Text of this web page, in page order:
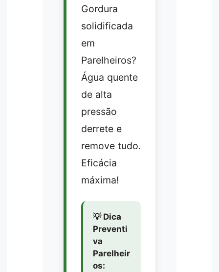
Gordura
solidificada
em
Parelheiros?
Água quente
de alta
pressão
derrete e
remove tudo.
Eficácia
máxima!
💡 Dica
Preventi
va
Parelheir
os: